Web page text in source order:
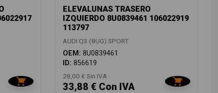
ELEVALUNAS TRASERO
IZQUIERDO 8U0839461 106022919
113797
AUDI Q3 (8UG) SPORT
OEM: 8U0839461
ID: 856619
28,00 € Sin IVA
33,88 € Con IVA